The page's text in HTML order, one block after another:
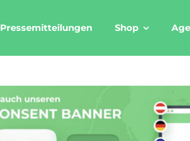
Pressemitteilungen Shop